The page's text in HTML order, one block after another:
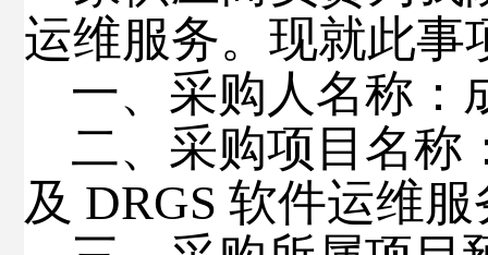
运维服务。 现就此事
一、 采购人名称：
二、 采购项目名称
及 DRGS 软件运维服